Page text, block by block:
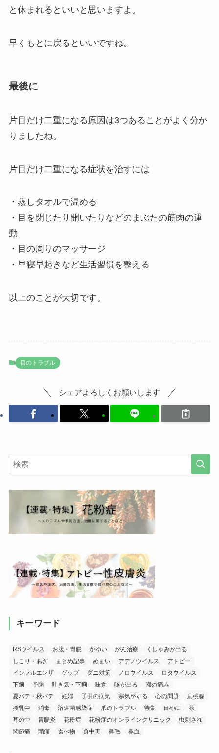
と休まれるといいと思いますよ。
早くもとに戻るといいですね。
最後に
片目だけ二重になる原因は3つあることがよく分か
りましたね。
片目だけ二重になる症状を治すには
・蒸しタオルで温める
・目を閉じたり開いたりなどのまぶたの筋肉の運
動
・目の周りのマッサージ
・早寝早起きなど生活習慣を整える
以上のことが大切です。
目のトラブル
シェアよろしくお願いします
キーワード
RSウイルス お腹・胃腸 かゆい がん治療
くしゃみが出る
しこり・あざ
まとめ記事 めまい アデノウイルス
アトピー
インフルエンザ
ゲップ ダニ対策 ノロウイルス
ロタウイルス
下痢
予防 吐き気・下痢 味覚 咳が出る
喉の痛み
夏バテ・秋バテ
妊婦 子供の病気 寒気がする 心の問題
扁桃腺
授乳中
消毒 溶連菌感染症 爪のトラブル 特集 目やに
秋
耳の中
胃腸炎 花粉症 花粉症のオンラインクリニック
虫刺され
関節痛
頭痛 食べ物 食中毒 鼻毛 鼻血